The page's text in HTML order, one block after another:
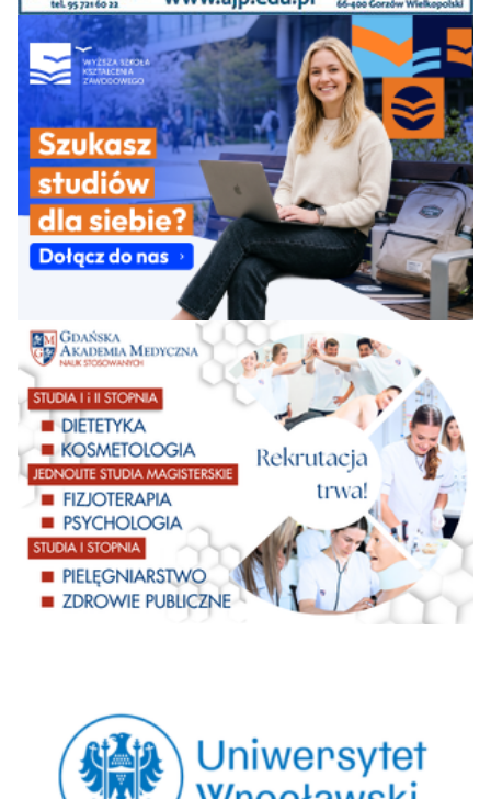
Stosowanych
29=
Akademia Nauk
Stosowanych WSGE
im. A. De Gasperi w
Józefowie
29 28 31 39,4
29=
Akademia Nauk
Stosowanych
Wincentego Pola w
Lublinie
31 33 39,1
31
Wrocławska
Akademia Biznesu w
35 - - 36,9
32=
Staropolska
Akademia Nauk
Stosowanych w
Kielcach
40 36
32=
Międzynarodowa
Akademia Nauk
Stosowanych w
Łomży
35 34 35,0
32=
Warszawska Szkoła
Zarządzania - Szkoła
Wyższa
29 39 39
Wyższa Szkoła
22 34,8
Zachodniopomorska
Szkoła Biznesu -
Akademia Nauk
Stosowanych w
33 36 38